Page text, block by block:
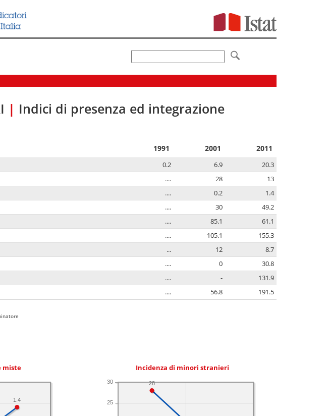
| Indici di presenza ed integrazione
1991 2001 2011
0.2 6.9
20.3
.... 28
13
.... 0.2
1.4
.... 30
49.2
.... 85.1
61.1
.... 105.1
155.3
... 12
8.7
.... 0
30.8
.... -
131.9
.... 56.8 191.5
miste
1.4
Incidenza di minori stranieri
25
30 28